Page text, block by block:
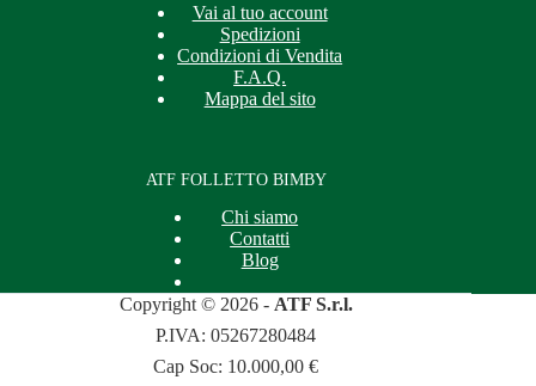
Vai al tuo account
Spedizioni
Condizioni di Vendita
F.A.Q.
Mappa del sito
ATF FOLLETTO BIMBY
Chi siamo
Contatti
Blog
Copyright © 2026 - ATF S.r.l.
P.IVA: 05267280484
Cap Soc: 10.000,00 €